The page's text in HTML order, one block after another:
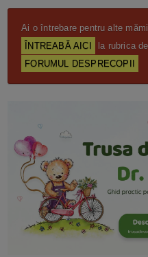
Ai o întrebare pentru alte
ÎNTREABĂ AICI
la rubrica
FORUMUL DESPRECOPII